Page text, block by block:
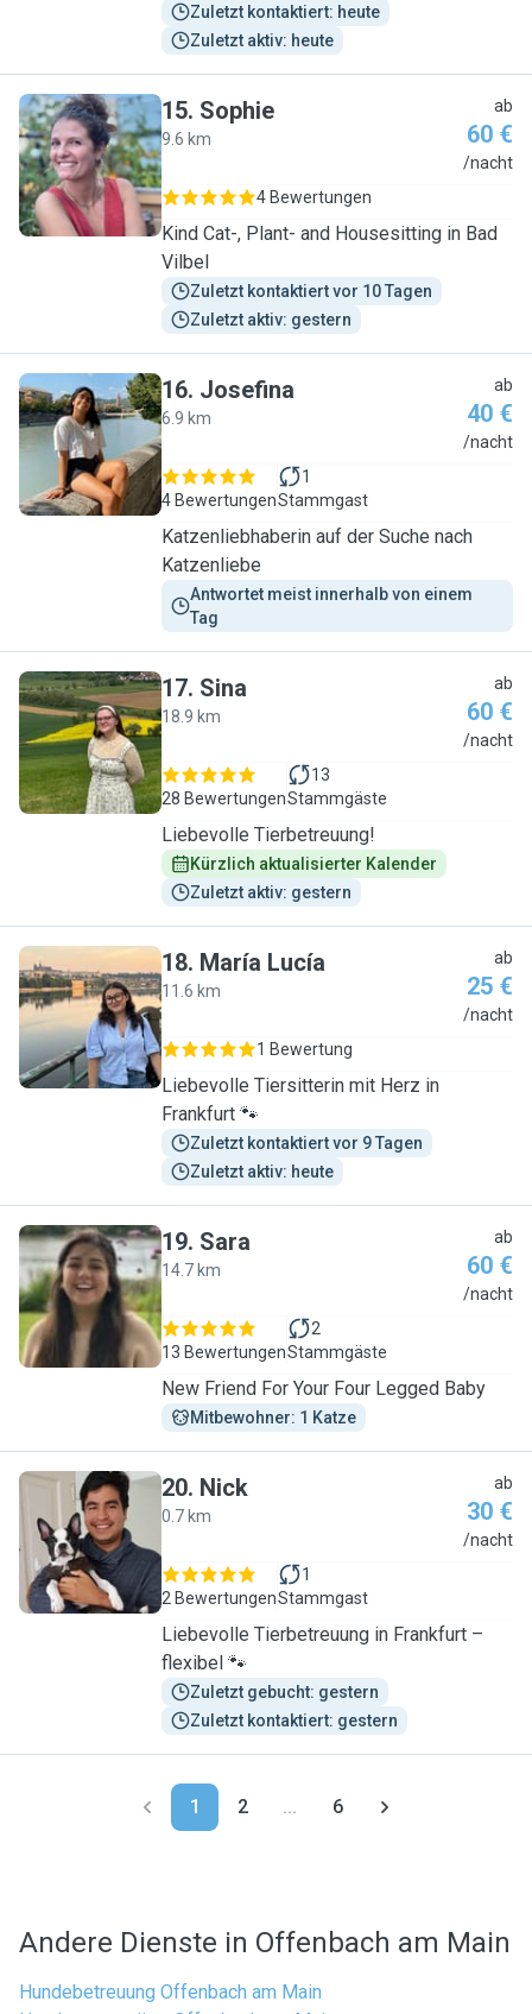
Zuletzt kontaktiert: heute
Zuletzt aktiv: heute
S
15. Sophie
9.6 km
ab
60 €
/nacht
4 Bewertungen
Kind Cat-, Plant- and Housesitting in Bad
Vilbel
Zuletzt kontaktiert vor 10 Tagen
Zuletzt aktiv: gestern
J
16. Josefina
6.9 km
ab
40 €
/nacht
4 Bewertungen
1
Stammgast
Katzenliebhaberin auf der Suche nach
Katzenliebe
Antwortet meist innerhalb von einem
Tag
S
17. Sina
18.9 km
ab
60 €
/nacht
28 Bewertungen
13
Stammgäste
Liebevolle Tierbetreuung!
Kürzlich aktualisierter Kalender
Zuletzt aktiv: gestern
M
18. María Lucía
11.6 km
ab
25 €
/nacht
1 Bewertung
Liebevolle Tiersitterin mit Herz in
Frankfurt 🐾
Zuletzt kontaktiert vor 9 Tagen
Zuletzt aktiv: heute
S
19. Sara
14.7 km
ab
60 €
/nacht
13 Bewertungen
2
Stammgäste
New Friend For Your Four Legged Baby
Mitbewohner: 1 Katze
N
20. Nick
0.7 km
ab
30 €
/nacht
2 Bewertungen
1
Stammgast
Liebevolle Tierbetreuung in Frankfurt –
flexibel 🐾
Zuletzt gebucht: gestern
Zuletzt kontaktiert: gestern
1 2 ... 6
Andere Dienste in Offenbach am Main
Hundebetreuung Offenbach am Main